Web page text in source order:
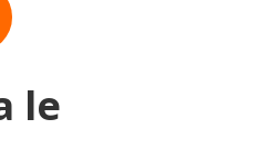
le